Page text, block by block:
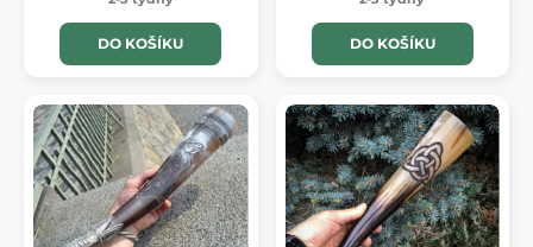
DO KOŠÍKU DO KOŠÍKU